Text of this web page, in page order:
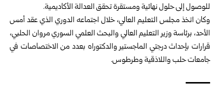
للوصول إلى حلول نهائية ومستقرة ‏تحقق العدالة الأكاديمية.‏
وكان اتخذ مجلس التعليم العالي، خلال اجتماعه الدوري الذي عقد أمس
الأحد، ‏برئاسة وزير التعليم العالي والبحث العلمي السوري مروان الحلبي،
قرارات ‏بإحداث درجتي الماجستير والدكتوراه بعدد من الاختصاصات في
جامعاتحلب‏واللاذقيةوطرطوس.‏